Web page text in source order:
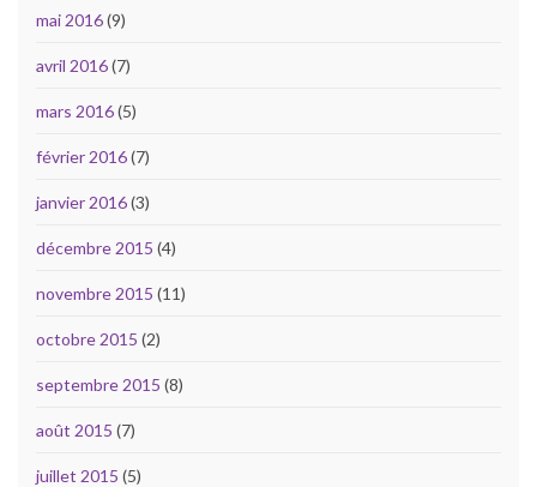
mai 2016(9)
avril 2016(7)
mars 2016(5)
février 2016(7)
janvier 2016(3)
décembre 2015 (4)
novembre 2015 (11)
octobre 2015 (2)
septembre 2015 (8)
août 2015 (7)
juillet 2015 (5)